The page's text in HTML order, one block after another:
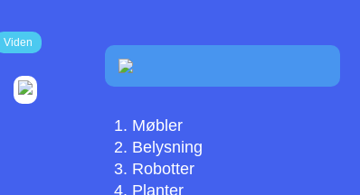
Viden
Møbler
Belysning
Robotter
Planter